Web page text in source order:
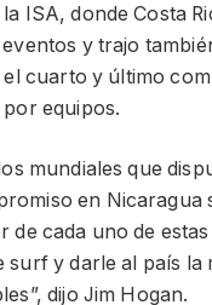
ISA, donde Costa
y trajo
cuarto y último
equipos.
mundiales que
en Nicaragua
de cada uno de
surf y darle al país la
dijo Jim Hogan.